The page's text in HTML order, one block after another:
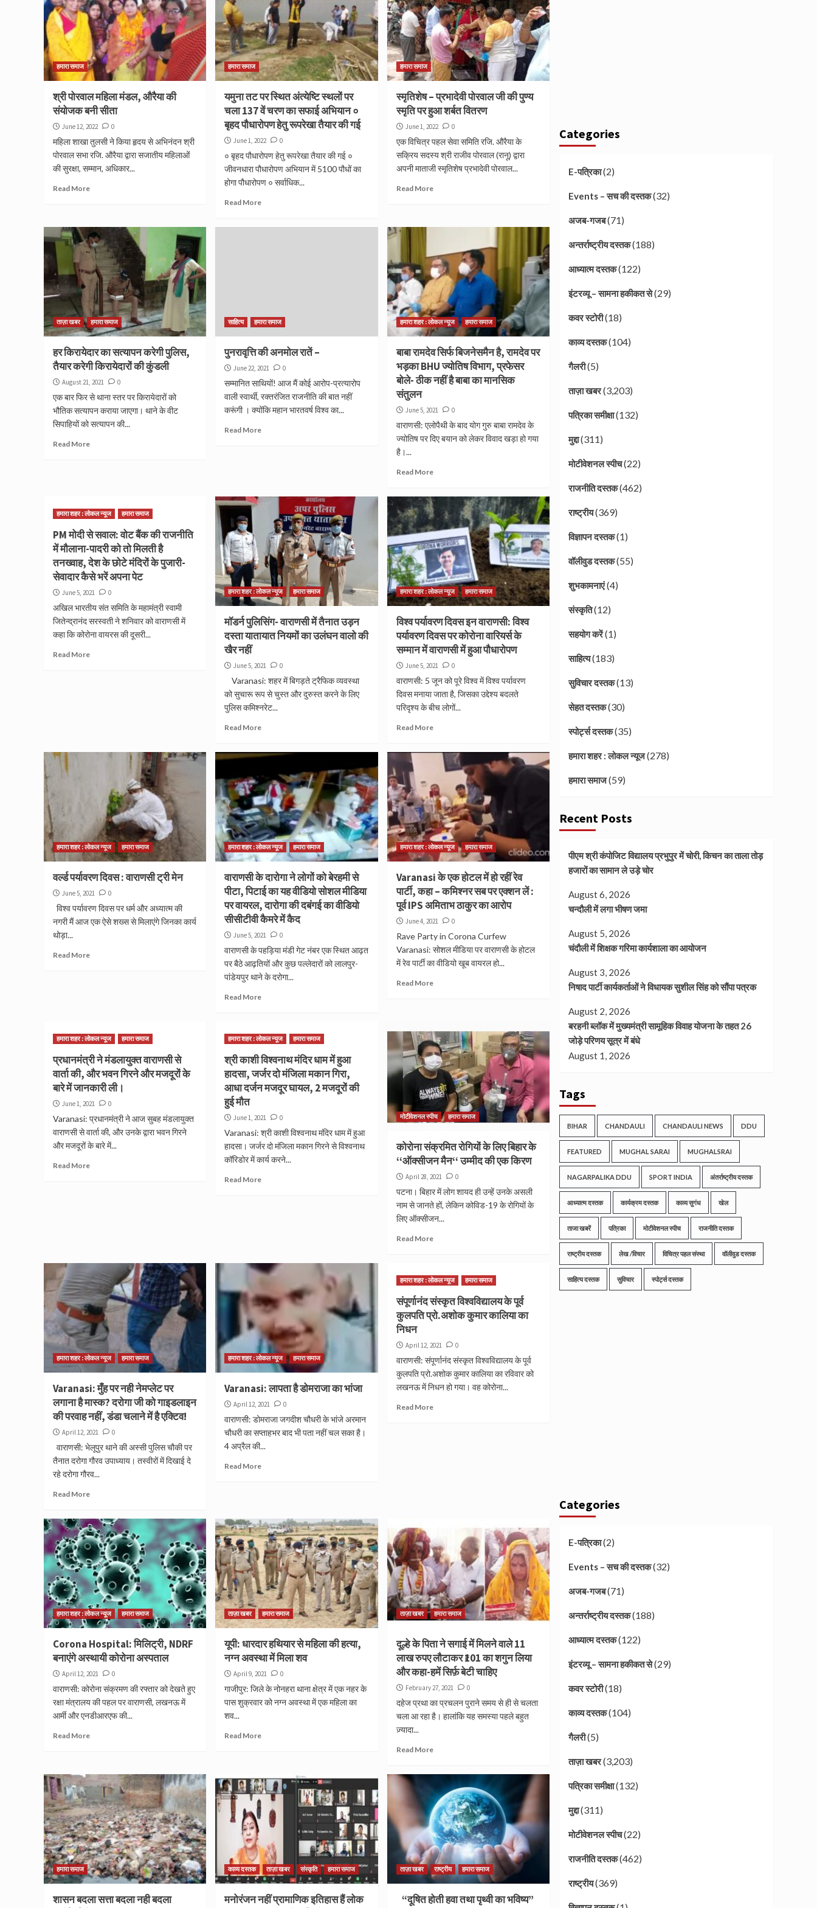
हमारा समाज
श्री पोरवाल महिला मंडल, औरैया की
संयोजक बनी सीता
June 12, 2022 0
महिला शाखा तुलसी ने किया हृदय से अभिनंदन श्री
पोरवाल सभा रजि. औरैया द्वारा सजातीय महिलाओं
की सुरक्षा, सम्मान, अधिकार...
Read More
हमारा समाज
यमुना तट पर स्थित अंत्येष्टि स्थलों पर
चला 137 वें चरण का सफाई अभियान ०
बृहद पौधारोपण हेतु रूपरेखा तैयार की गई
June 1, 2022 0
० बृहद पौधारोपण हेतु रूपरेखा तैयार की गई ०
जीवनधारा पौधारोपण अभियान में 5100 पौधों का
होगा पौधारोपण ० सर्वाधिक...
Read More
हमारा समाज
स्मृतिशेष – प्रभादेवी पोरवाल जी की पुण्य
स्मृति पर हुआ शर्बत वितरण
June 1, 2022 0
एक विचित्र पहल सेवा समिति रजि. औरैया के
सक्रिय सदस्य श्री राजीव पोरवाल (रानू) द्वारा
अपनी माताजी स्मृतिशेष प्रभादेवी पोरवाल...
Read More
ताज़ा खबर हमारा समाज
हर किरायेदार का सत्यापन करेगी पुलिस,
तैयार करेगी किरायेदारों की कुंडली
August 21, 2021 0
एक बार फिर से थाना स्तर पर किरायेदारों को
भौतिक सत्यापन कराया जाएगा। थाने के वीट
सिपाहियों को सत्यापन की...
Read More
साहित्य हमारा समाज
पुनरावृत्ति की अनमोल रातें –
June 22, 2021 0
सम्मानित साथियों! आज मैं कोई आरोप-प्रत्यारोप
वाली स्वार्थी, रक्तरंजित राजनीति की बात नहीं
करूंगी । क्योंकि महान भारतवर्ष विश्व का...
Read More
हमारा शहर : लोकल न्यूज हमारा समाज
बाबा रामदेव सिर्फ बिजनेसमैन है, रामदेव पर
भड़का BHU ज्योतिष विभाग, प्रफेसर
बोले- ठीक नहीं है बाबा का मानसिक
संतुलन
June 5, 2021 0
वाराणसी: एलोपैथी के बाद योग गुरु बाबा रामदेव के
ज्योतिष पर दिए बयान को लेकर विवाद खड़ा हो गया
है।...
Read More
हमारा शहर : लोकल न्यूज हमारा समाज
PM मोदी से सवाल: वोट बैंक की राजनीति
में मौलाना-पादरी को तो मिलती है
तनख्वाह, देश के छोटे मंदिरों के पुजारी-
सेवादार कैसे भरें अपना पेट
June 5, 2021 0
अखिल भारतीय संत समिति के महामंत्री स्वामी
जितेन्द्रानंद सरस्वती ने शनिवार को वाराणसी में
कहा कि कोरोना वायरस की दूसरी...
Read More
हमारा शहर : लोकल न्यूज हमारा समाज
मॉडर्न पुलिसिंग- वाराणसी में तैनात उड़न
दस्ता यातायात नियमों का उलंघन वालो की
खैर नहीं
June 5, 2021 0
Varanasi: शहर में बिगड़ते ट्रैफिक व्यवस्था
को सुचारू रूप से चुस्त और दुरुस्त करने के लिए
पुलिस कमिश्नरेट...
Read More
हमारा शहर : लोकल न्यूज हमारा समाज
विश्व पर्यावरण दिवस इन वाराणसी: विश्व
पर्यावरण दिवस पर कोरोना वारियर्स के
सम्मान में वाराणसी में हुआ पौधारोपण
June 5, 2021 0
वाराणसी: 5 जून को पूरे विश्व में विश्व पर्यावरण
दिवस मनाया जाता है, जिसका उद्देश्य बदलते
परिदृश्‍य के बीच लोगों...
Read More
हमारा शहर : लोकल न्यूज हमारा समाज
वर्ल्ड पर्यावरण दिवस : वाराणसी ट्री मेन
June 5, 2021 0
विश्व पर्यावरण दिवस पर धर्म और अध्यात्म की
नगरी मैं आज एक ऐसे शख्स से मिलाएंगे जिनका कार्य
थोड़ा...
Read More
हमारा शहर : लोकल न्यूज हमारा समाज
वाराणसी के दारोगा ने लोगों को बेरहमी से
पीटा, पिटाई का यह वीडियो सोशल मीडिया
पर वायरल, दारोगा की दबंगई का वीडियो
सीसीटीवी कैमरे में कैद
June 5, 2021 0
वाराणसी के पहड़िया मंडी गेट नंबर एक स्थित आढ़त
पर बैठे आढ़तियों और कुछ पल्लेदारों को लालपुर-
पांडेयपुर थाने के दरोगा...
Read More
हमारा शहर : लोकल न्यूज हमारा समाज
Varanasi के एक होटल में हो रहीं रेव
पार्टी, कहा – कमिश्नर सब पर एक्शन लें :
पूर्व IPS अमिताभ ठाकुर का आरोप
June 4, 2021 0
Rave Party in Corona Curfew
Varanasi: सोशल मीडिया पर वाराणसी के होटल
में रेव पार्टी का वीडियो खूब वायरल हो...
Read More
हमारा शहर : लोकल न्यूज हमारा समाज
प्रधानमंत्री ने मंडलायुक्त वाराणसी से
वार्ता की, और भवन गिरने और मजदूरों के
बारे में जानकारी ली।
June 1, 2021 0
Varanasi: प्रधानमंत्री ने आज सुबह मंडलायुक्त
वाराणसी से वार्ता की, और उनके द्वारा भवन गिरने
और मजदूरों के बारे में...
Read More
हमारा शहर : लोकल न्यूज हमारा समाज
श्री काशी विश्वनाथ मंदिर धाम में हुआ
हादसा, जर्जर दो मंजिला मकान गिरा,
आधा दर्जन मजदूर घायल, 2 मजदूरों की
हुई मौत
June 1, 2021 0
Varanasi: श्री काशी विश्वनाथ मंदिर धाम में हुआ
हादसा। जर्जर दो मंजिला मकान गिरने से विश्वनाथ
कॉरिडोर में कार्य करने...
Read More
मोटीवेशनल स्पीच हमारा समाज
कोरोना संक्रमित रोगियों के लिए बिहार के
‘‘ऑक्सीजन मैन‘‘ उम्मीद की एक किरण
April 28, 2021 0
पटना। बिहार में लोग शायद ही उन्हें उनके असली
नाम से जानते हों, लेकिन कोविड-19 के रोगियों के
लिए ऑक्सीजन...
Read More
हमारा शहर : लोकल न्यूज हमारा समाज
Varanasi: मुँह पर नही नेमप्लेट पर
लगाना है मास्क? दरोगा जी को गाइडलाइन
की परवाह नहीं, डंडा चलाने में है एक्टिव!
April 12, 2021 0
वाराणसी: भेलूपुर थाने की अस्सी पुलिस चौकी पर
तैनात दरोगा गौरव उपाध्याय। तस्वीरों में दिखाई दे
रहे दरोगा गौरव...
Read More
हमारा शहर : लोकल न्यूज हमारा समाज
Varanasi: लापता है डोमराजा का भांजा
April 12, 2021 0
वाराणसी: डोमराजा जगदीश चौधरी के भांजे अरमान
चौधरी का सप्ताहभर बाद भी पता नहीं चल सका है।
4 अप्रैल की...
Read More
हमारा शहर : लोकल न्यूज हमारा समाज
संपूर्णानंद संस्कृत विश्वविद्यालय के पूर्व
कुलपति प्रो.अशोक कुमार कालिया का
निधन
April 12, 2021 0
वाराणसी: संपूर्णानंद संस्कृत विश्वविद्यालय के पूर्व
कुलपति प्रो.अशोक कुमार कालिया का रविवार को
लखनऊ में निधन हो गया। वह कोरोना...
Read More
हमारा शहर : लोकल न्यूज हमारा समाज
Corona Hospital: मिलिट्री, NDRF
बनाएंगे अस्थायी कोरोना अस्पताल
April 12, 2021 0
वाराणसी: कोरोना संक्रमण की रफ्तार को देखते हुए
रक्षा मंत्रालय की पहल पर वाराणसी, लखनऊ में
आर्मी और एनडीआरएफ की...
Read More
ताज़ा खबर हमारा समाज
यूपी: धारदार हथियार से महिला की हत्या,
नग्न अवस्था में मिला शव
April 9, 2021 0
गाजीपुर: जिले के नोनहरा थाना क्षेत्र में एक नहर के
पास शुक्रवार को नग्न अवस्था में एक महिला का
शव...
Read More
ताज़ा खबर हमारा समाज
दूल्हे के पिता ने सगाई में मिलने वाले 11
लाख रुपए लौटाकर ₹101 का शगुन लिया
और कहा-हमें सिर्फ़ बेटी चाहिए
February 27, 2021 0
दहेज प्रथा का प्रचलन पुराने समय से ही से चलता
चला आ रहा है। हालांकि यह समस्या पहले बहुत
ज़्यादा...
Read More
हमारा समाज
शासन बदला सत्ता बदला नही बदला
काव्य दस्तक ताज़ा खबर संस्कृति हमारा समाज
मनोरंजन नहीं प्रामाणिक इतिहास हैं लोक
ताज़ा खबर राष्ट्रीय हमारा समाज
“दूषित होती हवा तथा पृथ्वी का भविष्य”
Categories
E-पत्रिका(2)
Events – सच की दस्तक(32)
अजब-गजब(71)
अन्तर्राष्ट्रीय दस्तक(188)
आध्यात्म दस्तक(122)
इंटरव्यू – सामना हकीकत से(29)
कवर स्टोरी(18)
काव्य दस्तक(104)
गैलरी(5)
ताज़ा खबर(3,203)
पत्रिका समीक्षा(132)
मुद्दा(311)
मोटीवेशनल स्पीच(22)
राजनीति दस्तक(462)
राष्ट्रीय(369)
विज्ञापन दस्तक(1)
वॉलीवुड दस्तक(55)
शुभकामनाएं(4)
संस्कृति(12)
सहयोग करें(1)
साहित्य(183)
सुविचार दस्तक(13)
सेहत दस्तक(30)
स्पोर्ट्स दस्तक(35)
हमारा शहर : लोकल न्यूज(278)
हमारा समाज(59)
Recent Posts
पीएम श्री कंपोजिट विद्यालय प्रभुपुर में चोरी, किचन का ताला तोड़
हजारों का सामान ले उड़े चोर
August 6, 2026
चन्दौली में लगा भीषण जमा
August 5, 2026
चंदौली में शिक्षक गरिमा कार्यशाला का आयोजन
August 3, 2026
निषाद पार्टी कार्यकर्ताओं ने विधायक सुशील सिंह को सौंपा पत्रक
August 2, 2026
बरहनी ब्लॉक में मुख्यमंत्री सामूहिक विवाह योजना के तहत 26
जोड़े परिणय सूत्र में बंधे
August 1, 2026
Tags
BIHAR CHANDAULI CHANDAULI NEWS DDU
FEATURED MUGHAL SARAI MUGHALSRAI
NAGARPALIKA DDU SPORT INDIA अंतर्राष्ट्रीय दस्तक
आध्यात्म दस्तक कार्यक्रम दस्तक काव्य सुगंध खेल
ताजा खबरें पत्रिका मोटीवेशनल स्पीच राजनीति दस्तक
राष्ट्रीय दस्तक लेख /विचार विचित्र पहल संस्था वॉलीवुड दस्तक
साहित्य दस्तक सुविचार स्पोर्ट्स दस्तक
Categories
E-पत्रिका(2)
Events – सच की दस्तक(32)
अजब-गजब(71)
अन्तर्राष्ट्रीय दस्तक(188)
आध्यात्म दस्तक(122)
इंटरव्यू – सामना हकीकत से(29)
कवर स्टोरी(18)
काव्य दस्तक(104)
गैलरी(5)
ताज़ा खबर(3,203)
पत्रिका समीक्षा(132)
मुद्दा(311)
मोटीवेशनल स्पीच(22)
राजनीति दस्तक(462)
राष्ट्रीय(369)